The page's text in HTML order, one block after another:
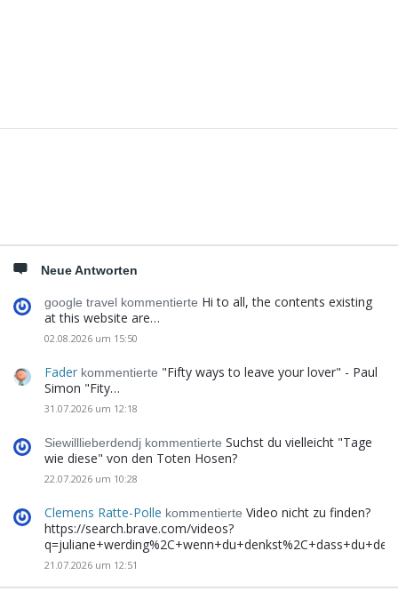
Neue Antworten
google travel kommentierte Hi to all, the contents existing
at this website are…
02.08.2026 um 15:50
Fader kommentierte "Fifty ways to leave your lover" - Paul
Simon "Fity…
31.07.2026 um 12:18
Siewilllieberdendj kommentierte Suchst du vielleicht "Tage
wie diese" von den Toten Hosen?
22.07.2026 um 10:28
Clemens Ratte-Polle kommentierte Video nicht zu finden?
https://search.brave.com/videos?
21.07.2026 um 12:51